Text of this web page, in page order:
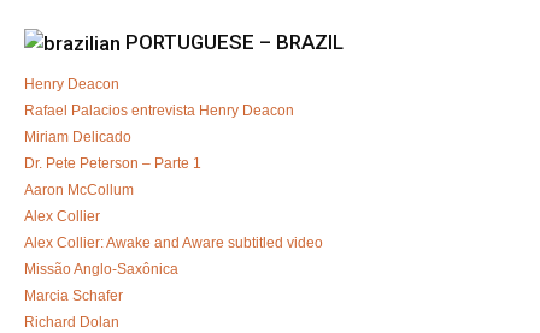
PORTUGUESE – BRAZIL
Henry Deacon
Rafael Palacios entrevista Henry Deacon
Miriam Delicado
Dr. Pete Peterson – Parte 1
Aaron McCollum
Alex Collier
Alex Collier: Awake and Aware subtitled video
Missão Anglo-Saxônica
Marcia Schafer
Richard Dolan